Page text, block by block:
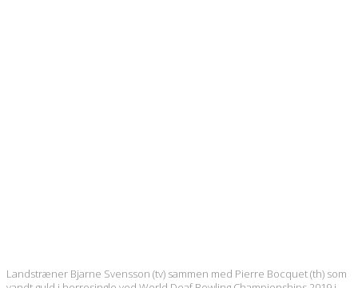
Landstræner Bjarne Svensson (tv) sammen med Pierre Bocquet (th) som